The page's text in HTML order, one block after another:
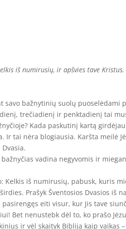
iš numirusių, ir apšvies tave Kristus​.
savo bažnytinių suolų puoselėdami
trečiadienį ir penktadienį tai
Kada paskutinį kartą
Ir tai nėra blogiausia. Karšta meilė
bažnyčias vadina negyvomis ir
Kelkis iš numirusių, pabusk, kuris
Prašyk Šventosios Dvasios iš
pasirengęs eiti visur, kur Jis tave
Bet nenustebk dėl to, ko prašo
ir vėl skaityk Bibliją kaip vaikas